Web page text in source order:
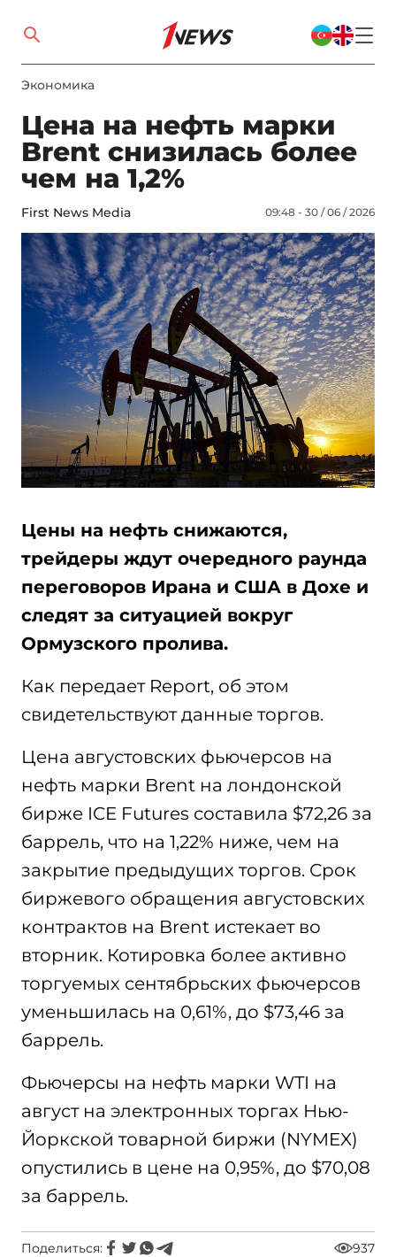
Экономика
Цена на нефть марки
Brent снизилась более
чем на 1,2%
First News Media 09:48 - 30 / 06 / 2026
Цены на нефть снижаются,
трейдеры ждут очередного раунда
переговоров Ирана и США в Дохе и
следят за ситуацией вокруг
Ормузского пролива.
Как передает Report, об этом
свидетельствуют данные торгов.
Цена августовских фьючерсов на
нефть марки Brent на лондонской
бирже ICE Futures составила $72,26 за
баррель, что на 1,22% ниже, чем на
закрытие предыдущих торгов. Срок
биржевого обращения августовских
контрактов на Brent истекает во
вторник. Котировка более активно
торгуемых сентябрьских фьючерсов
уменьшилась на 0,61%, до $73,46 за
баррель.
Фьючерсы на нефть марки WTI на
август на электронных торгах Нью-
Йоркской товарной биржи (NYMEX)
опустились в цене на 0,95%, до $70,08
за баррель.
Поделиться: 937